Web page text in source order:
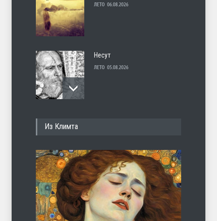
ЛЕТО 06.08.2026
Несут
ЛЕТО 05.08.2026
С теплотой
ЛЕТО 03.08.2026
Из Климта